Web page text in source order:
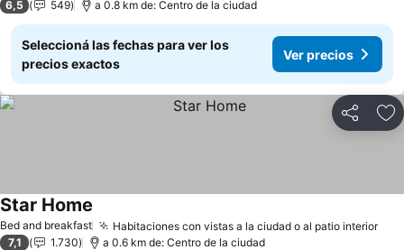
6,5 549 a 0.8 km de: Centro de la ciudad
Seleccioná las fechas para ver los
precios exactos
Ver precios
Compartir
Bed and breakfast Habitaciones con vistas a la ciudad o al patio interior
Star Home
7,1 1.730 a 0.6 km de: Centro de la ciudad